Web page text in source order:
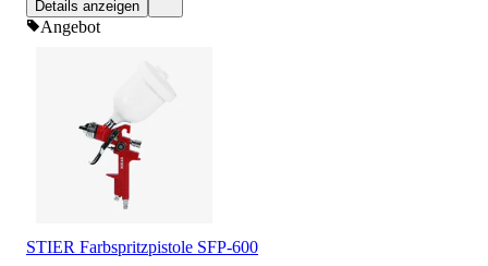
Details anzeigen
Angebot
STIER Farbspritzpistole SFP-600